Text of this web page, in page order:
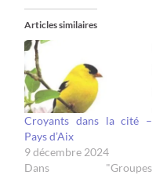
Articles similaires
Croyants dans la cité –
Pays d’Aix
9 décembre 2024
Dans "Groupes